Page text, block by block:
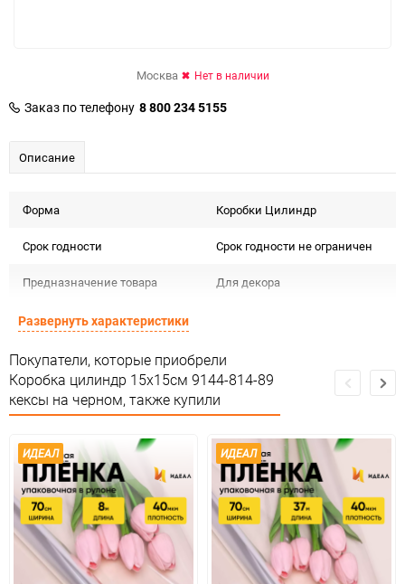
Москва Нет в наличии
Заказ по телефону 8 800 234 5155
Описание
Форма Коробки Цилиндр
Срок годности Срок годности не ограничен
Предназначение товара Для декора
Сертификация
Особые условия Особых условий не требует
Минимальное количество 1
Количество в коробке 27
Единица измерения шт
Развернуть характеристики
Покупатели, которые приобрели
Коробка цилиндр 15х15см 9144-814-89
кексы на черном, также купили
ИДЕАЛ ИДЕАЛ